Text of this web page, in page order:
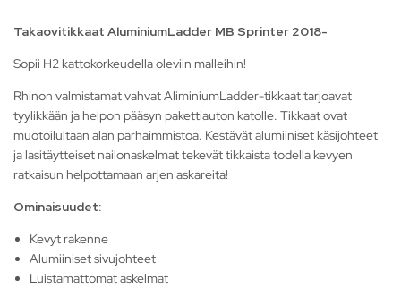
Takaovitikkaat AluminiumLadder MB Sprinter 2018-
Sopii H2 kattokorkeudella oleviin malleihin!
Rhinon valmistamat vahvat AliminiumLadder-tikkaat tarjoavat
tyylikkään ja helpon pääsyn pakettiauton katolle. Tikkaat ovat
muotoilultaan alan parhaimmistoa. Kestävät alumiiniset käsijohteet
ja lasitäytteiset nailonaskelmat tekevät tikkaista todella kevyen
ratkaisun helpottamaan arjen askareita!
Ominaisuudet:
Kevyt rakenne
Alumiiniset sivujohteet
Luistamattomat askelmat